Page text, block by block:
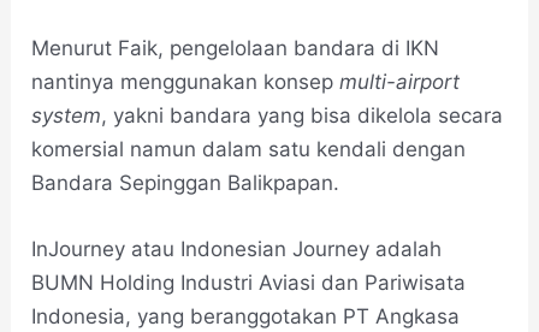
Menurut Faik, pengelolaan bandara di IKN
nantinya menggunakan konsepmulti-airport
system, yakni bandara yang bisa dikelola secara
komersial namun dalam satu kendali dengan
Bandara Sepinggan Balikpapan.
InJourney atau Indonesian Journey adalah
BUMN Holding Industri Aviasi dan Pariwisata
Indonesia, yang beranggotakan PT Angkasa